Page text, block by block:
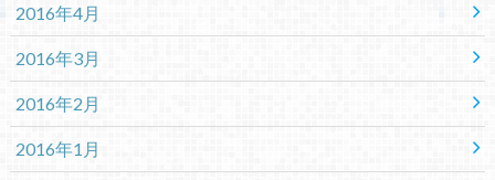
2016年4月
2016年3月
2016年2月
2016年1月